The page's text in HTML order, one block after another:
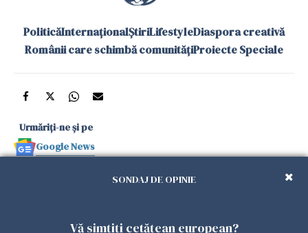
PoliticăInternaționalȘtiriLifestyleDiaspora creativă
Românii care schimbă comunitățiProiecte Speciale
Urmăriți-ne și pe
Google News
Politica de
Politica
Gestionați
Declarație de
SONDAJ DE OPINIE
Vă simțiți cetățean european?